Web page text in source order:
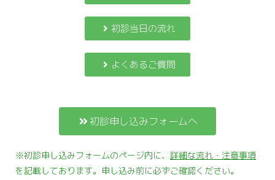
初診当日の流れ
よくあるご質問
初診申し込みフォームへ
※初診申し込みフォームのページ内に、 詳細な流れ・注意事項
を記載しております。申し込み前に必ずご確認ください。